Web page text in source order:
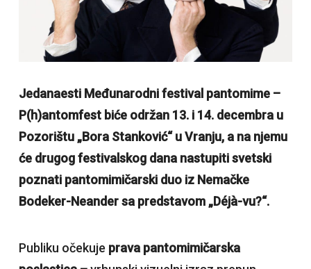
Jedanaesti Međunarodni festival pantomime –
P(h)antomfest biće održan 13. i 14. decembra u
Pozorištu „Bora Stanković“ u Vranju, a na njemu
će drugog festivalskog dana nastupiti svetski
poznati pantomimičarski duo iz Nemačke
Bodeker-Neander sa predstavom „Déjà-vu?“.
Publiku očekuje prava pantomimičarska